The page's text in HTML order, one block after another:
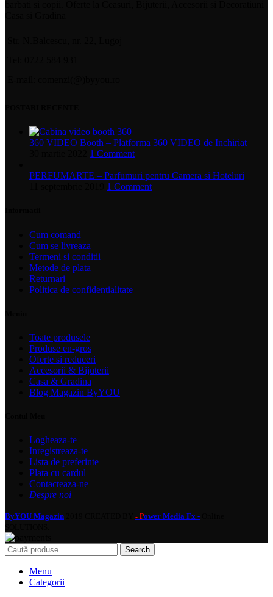
360 VIDEO Booth – Platforma 360 VIDEO de Inchiriat
1 Comment
PERFUMARTE – Parfumuri pentru Camera si Hoteluri
1 Comment
Cum comand
Cum se livreaza
Termeni si conditii
Metode de plata
Returnari
Politica de confidentialitate
Toate produsele
Produse en-gros
Oferte si reduceri
Accesorii & Bijuterii
Casa & Gradina
Blog Magazin ByYOU
Logheaza-te
Inregistreaza-te
Lista de preferinte
Plata cu cardul
Contacteaza-ne
Despre noi
ByYOU Magazin - Power Media Fx -
Search
Menu
Categorii